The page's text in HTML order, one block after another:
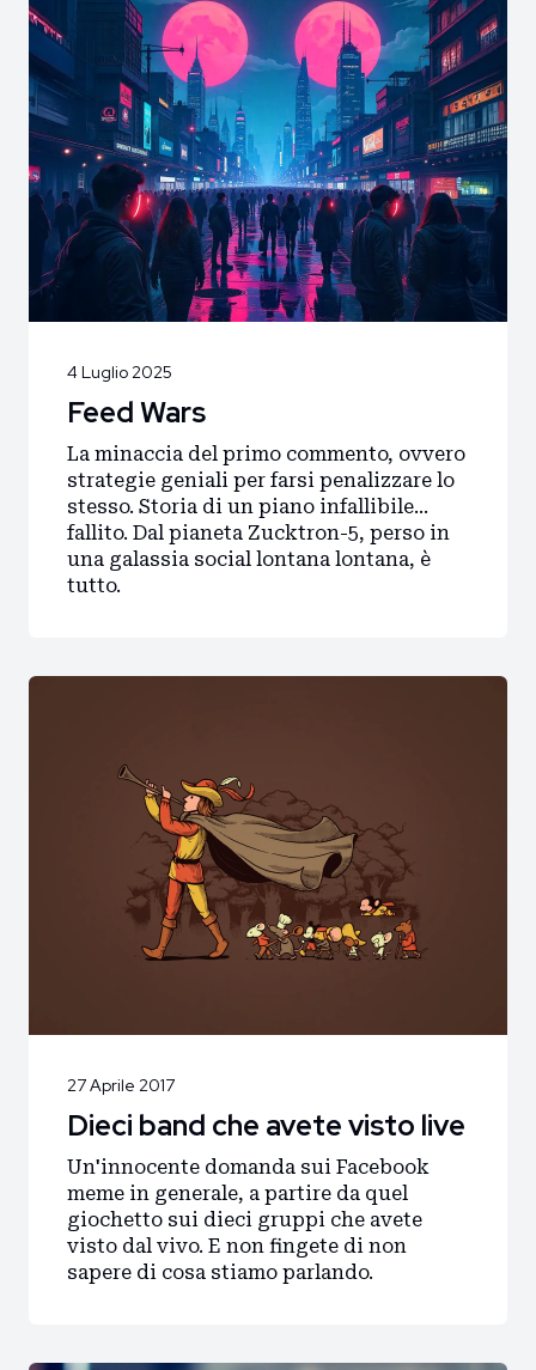
4 Luglio 2025
Feed Wars
La minaccia del primo commento, ovvero
strategie geniali per farsi penalizzare lo
stesso. Storia di un piano infallibile...
fallito. Dal pianeta Zucktron-5, perso in
una galassia social lontana lontana, è
tutto.
27 Aprile 2017
Dieci band che avete visto live
Un'innocente domanda sui Facebook
meme in generale, a partire da quel
giochetto sui dieci gruppi che avete
visto dal vivo. E non fingete di non
sapere di cosa stiamo parlando.